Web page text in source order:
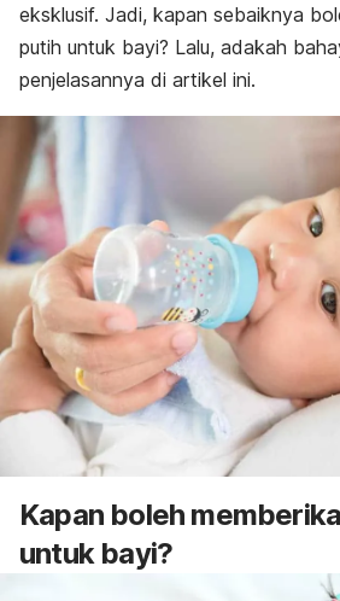
eksklusif. Jadi, kapan sebaiknya
putih untuk bayi? Lalu, adakah
penjelasannya di artikel ini.
Kapan boleh
untuk bayi?